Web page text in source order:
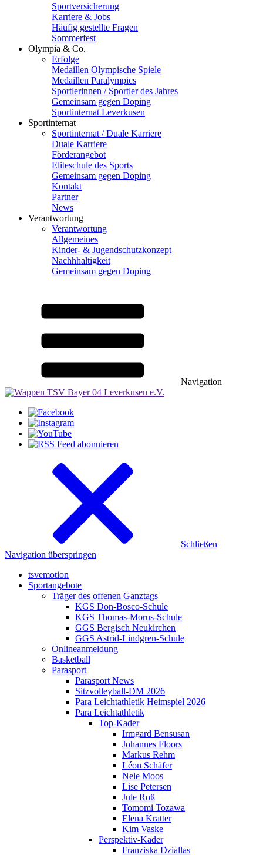
Sportversicherung
Karriere & Jobs
Häufig gestellte Fragen
Sommerfest
Olympia & Co.
Erfolge
Medaillen Olympische Spiele
Medaillen Paralympics
Sportlerinnen / Sportler des Jahres
Gemeinsam gegen Doping
Sportinternat Leverkusen
Sportinternat
Sportinternat / Duale Karriere
Duale Karriere
Förderangebot
Eliteschule des Sports
Gemeinsam gegen Doping
Kontakt
Partner
News
Verantwortung
Verantwortung
Allgemeines
Kinder- & Jugendschutzkonzept
Nachhhaltigkeit
Gemeinsam gegen Doping
Navigation
Schließen
Navigation überspringen
tsvemotion
Sportangebote
Träger des offenen Ganztags
KGS Don-Bosco-Schule
KGS Thomas-Morus-Schule
GGS Bergisch Neukirchen
GGS Astrid-Lindgren-Schule
Onlineanmeldung
Basketball
Parasport
Parasport News
Sitzvolleyball-DM 2026
Para Leichtathletik Heimspiel 2026
Para Leichtathletik
Top-Kader
Irmgard Bensusan
Johannes Floors
Markus Rehm
Léon Schäfer
Nele Moos
Lise Petersen
Jule Roß
Tomomi Tozawa
Elena Kratter
Kim Vaske
Perspektiv-Kader
Franziska Dziallas